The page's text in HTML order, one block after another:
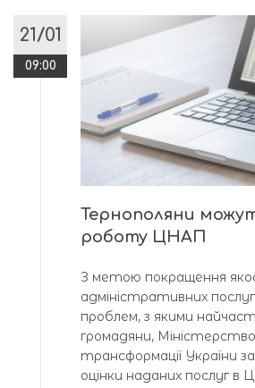
21/01
09:00
Тернополяни
роботу ЦНАП
З метою покращення
адміністративних
проблем, з якими
громадяни,
трансформації України
оцінки наданих послуг в